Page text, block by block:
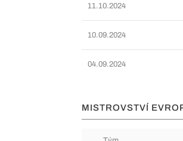
11.10.2024
10.09.2024
04.09.2024
MISTROVSTVÍ